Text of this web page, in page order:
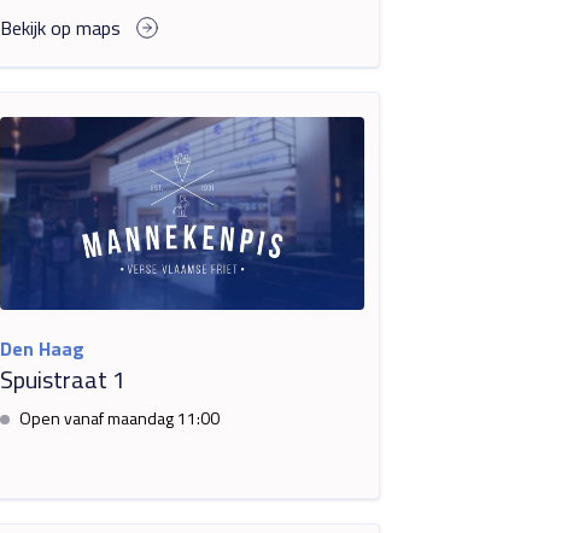
Bekijk op maps
Den Haag
Spuistraat 1
Open vanaf maandag 11:00